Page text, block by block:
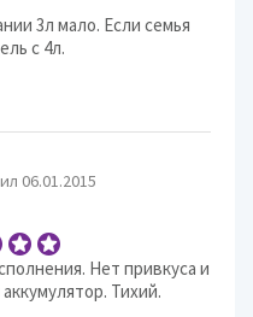
3л мало. Если семья
с 4л.
06.01.2015
Нет привкуса и
Тихий.